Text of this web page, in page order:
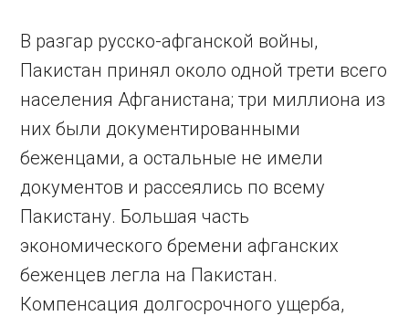
В разгар русско-афганской войны,
Пакистан принял около одной трети всего
населения Афганистана; три миллиона из
них были документированными
беженцами, а остальные не имели
документов и рассеялись по всему
Пакистану. Большая часть
экономического бремени афганских
беженцев легла на Пакистан.
Компенсация долгосрочного ущерба,